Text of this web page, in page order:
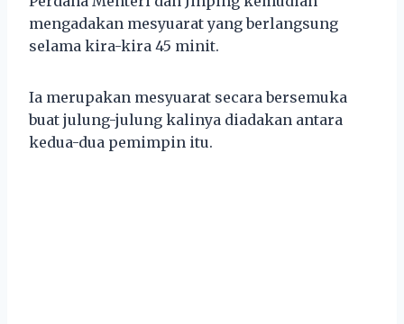
mengadakan mesyuarat yang berlangsung
selama kira-kira 45 minit.
Ia merupakan mesyuarat secara bersemuka
buat julung-julung kalinya diadakan antara
kedua-dua pemimpin itu.